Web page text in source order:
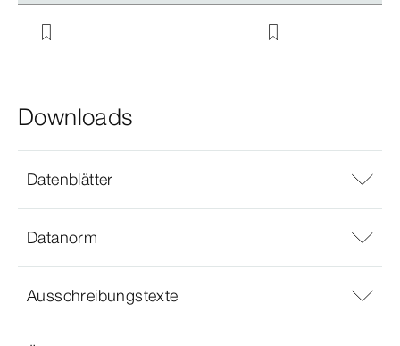
Downloads
Datenblätter
Datanorm
Ausschreibungstexte